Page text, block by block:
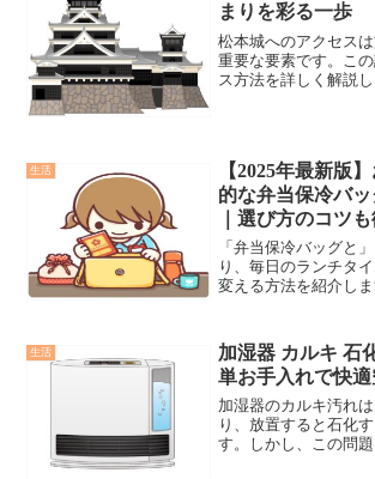
まりを彩る一歩
松本城へのアクセス
重要な要素です。こ
ス方法を詳しく解説
法も紹介し、スムー
す。
生活
【2025年最新版
的な弁当保冷バ
｜選び方のコツ
「弁当保冷バッグと
り、毎日のランチタ
変える方法を紹介しま
生活
加湿器 カルキ 石
単お手入れで快適
加湿器のカルキ汚れ
り、放置すると石化
す。しかし、この問